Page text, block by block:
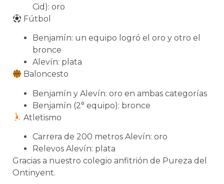
Cid): oro
Fútbol
Benjamín: un equipo logró el oro y otro el
bronce
Alevín: plata
Baloncesto
Benjamín y Alevín: oro en ambas categorías
Benjamín (2° equipo): bronce
Atletismo
Carrera de 200 metros Alevín: oro
Relevos Alevín: plata
Gracias a nuestro colegio anfitrión de Pureza del
Ontinyent.